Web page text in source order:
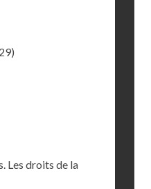
Les droits de la